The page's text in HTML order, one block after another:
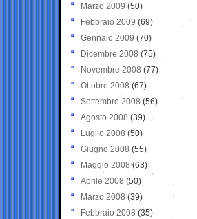
Marzo 2009 (50)
Febbraio 2009 (69)
Gennaio 2009 (70)
Dicembre 2008 (75)
Novembre 2008 (77)
Ottobre 2008 (67)
Settembre 2008 (56)
Agosto 2008 (39)
Luglio 2008 (50)
Giugno 2008 (55)
Maggio 2008(63)
Aprile 2008 (50)
Marzo 2008 (39)
Febbraio 2008 (35)